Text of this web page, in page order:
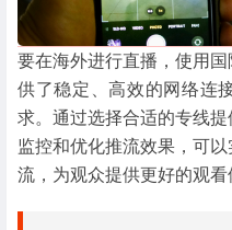
要在海外进行直播，使用
供了稳定、高效的网络连
求。通过选择合适的专线
监控和优化推流效果，可
流，为观众提供更好的观看